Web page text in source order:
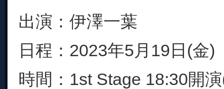
出演：伊澤一葉
日程：2023年5月19日(金)
時間：1st Stage 18:30開